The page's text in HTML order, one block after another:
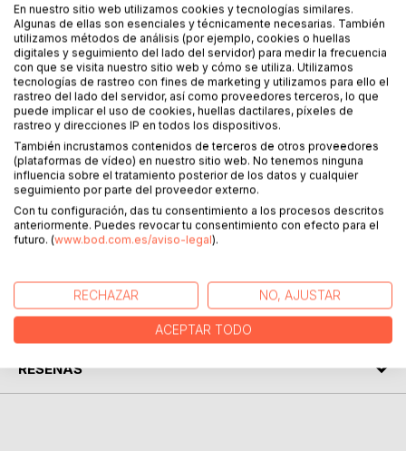
Als Rosaura zum Boot ging, war ihm bewusst, das er sie
verlieren würde, deshalb dachte es sich Dionisio nicht
zweimal und ging ins Wasser, hinter Rosaura her.
Als Dionisio und Rosaura auf dem Boot waren, bereiteten
sie sich auf das Tauchen vor, mit der grundsätztlichen
Tauchausrüstung.
Sie werden bis zu Zehn Meter Tiefe Tauchen, doch es wird
ihm nicht leicht sein, das Rosaura offen mit ihm über ihre
gefühle spricht, denn sie war sehr arrogant und zickig.
Wird es zwischen ihnen beiden ein Liebescomeback
geben?
Das ist immer noch geheim.
EN LA PRENSA
RESEÑAS
En nuestro sitio web utilizamos cookies y tecnologías similares.
Algunas de ellas son esenciales y técnicamente necesarias. También
utilizamos métodos de análisis (por ejemplo, cookies o huellas
digitales y seguimiento del lado del servidor) para medir la frecuencia
con que se visita nuestro sitio web y cómo se utiliza. Utilizamos
tecnologías de rastreo con fines de marketing y utilizamos para ello el
rastreo del lado del servidor, así como proveedores terceros, lo que
puede implicar el uso de cookies, huellas dactilares, píxeles de
rastreo y direcciones IP en todos los dispositivos.
También incrustamos contenidos de terceros de otros proveedores
(plataformas de vídeo) en nuestro sitio web. No tenemos ninguna
influencia sobre el tratamiento posterior de los datos y cualquier
seguimiento por parte del proveedor externo.
Con tu configuración, das tu consentimiento a los procesos descritos
anteriormente. Puedes revocar tu consentimiento con efecto para el
futuro. (www.bod.com.es/aviso-legal).
RECHAZAR NO, AJUSTAR
ACEPTAR TODO